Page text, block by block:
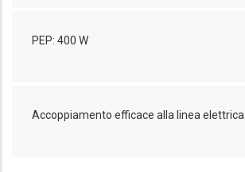
PEP: 400 W
Accoppiamento efficace alla linea elettrica